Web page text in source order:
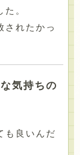
。
されたかっ
気持ちの
も良いんだ